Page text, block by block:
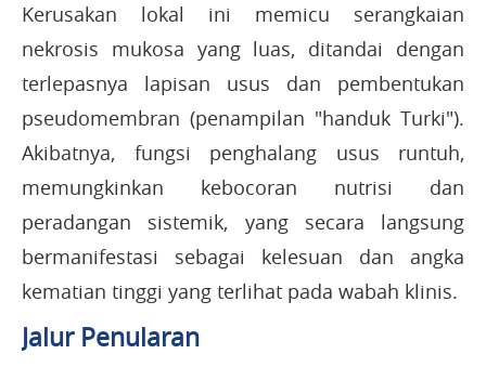
Kerusakan lokal ini memicu serangkaian
nekrosis mukosa yang luas, ditandai dengan
terlepasnya lapisan usus dan pembentukan
pseudomembran (penampilan "handuk Turki").
Akibatnya, fungsi penghalang usus runtuh,
memungkinkan kebocoran nutrisi dan
peradangan sistemik, yang secara langsung
bermanifestasi sebagai kelesuan dan angka
kematian tinggi yang terlihat pada wabah klinis.
Jalur Penularan